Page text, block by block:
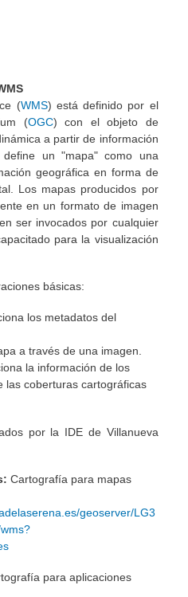
(WMS) está definido por el
(OGC) con el objeto de
a partir de información
define un "mapa" como una
geográfica en forma de
Los mapas producidos por
en un formato de imagen
ser invocados por cualquier
para la visualización
básicas:
los metadatos del
a través de una imagen.
la información de los
las coberturas cartográficas
por la IDE de Villanueva
Cartografía para mapas
geoserver/LG3
para aplicaciones